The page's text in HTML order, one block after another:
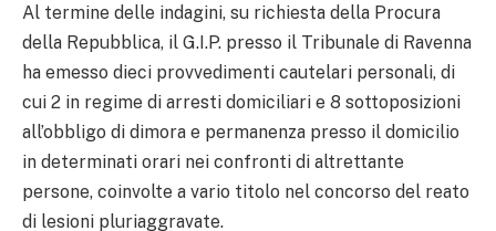
Al termine delle indagini, su richiesta della Procura
della Repubblica, il G.I.P. presso il Tribunale di Ravenna
ha emesso dieci provvedimenti cautelari personali, di
cui 2 in regime di arresti domiciliari e 8 sottoposizioni
all’obbligo di dimora e permanenza presso il domicilio
in determinati orari nei confronti di altrettante
persone, coinvolte a vario titolo nel concorso del reato
di lesioni pluriaggravate.